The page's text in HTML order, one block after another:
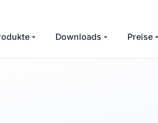
Downloads Preise